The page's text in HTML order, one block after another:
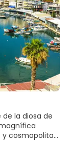
la diosa de
y cosmopolita